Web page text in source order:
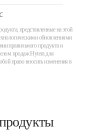
представленные на этой
обновлениями
правильного продукта и
продаж Hytera для
право вносить изменения в